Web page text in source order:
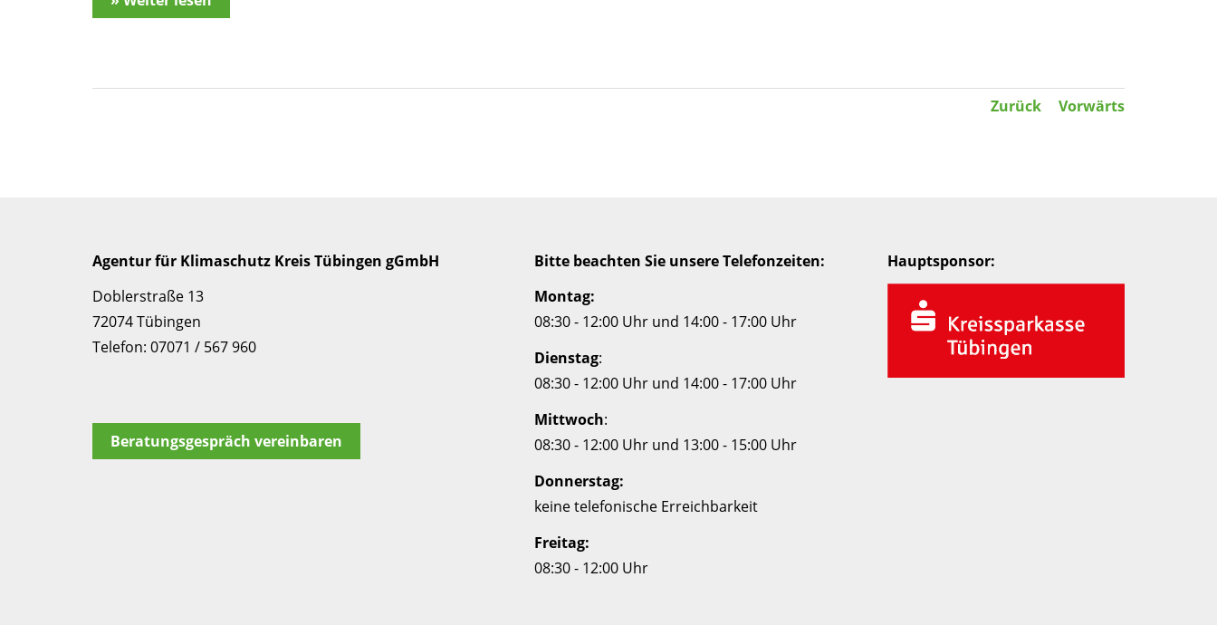
Zurück Vorwärts
Agentur für Klimaschutz Kreis Tübingen gGmbH
Doblerstraße 13
72074 Tübingen
Telefon: 07071 / 567 960
Beratungsgespräch vereinbaren
Bitte beachten Sie unsere Telefonzeiten:
Montag:
08:30 - 12:00 Uhr und 14:00 - 17:00 Uhr
Dienstag:
08:30 - 12:00 Uhr und 14:00 - 17:00 Uhr
Mittwoch:
08:30 - 12:00 Uhr und 13:00 - 15:00 Uhr
Donnerstag:
keine telefonische Erreichbarkeit
Freitag:
08:30 - 12:00 Uhr
Hauptsponsor: